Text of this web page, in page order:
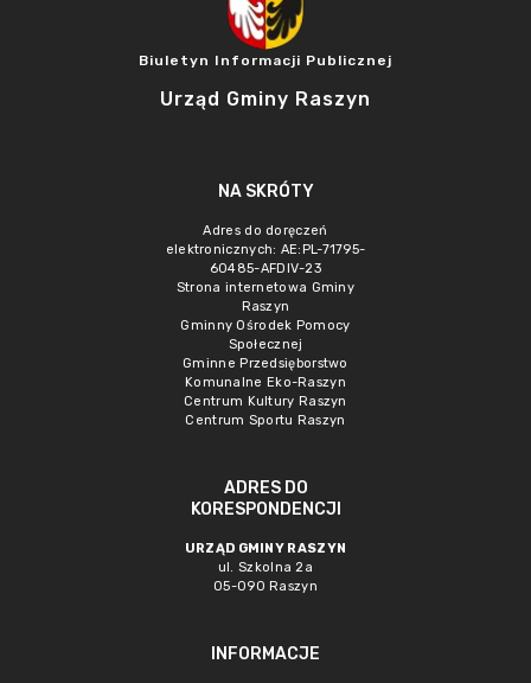
Biuletyn Informacji Publicznej
Urząd Gminy Raszyn
NA SKRÓTY
Adres do doręczeń
elektronicznych: AE:PL-71795-
60485-AFDIV-23
Strona internetowa Gminy
Raszyn
Gminny Ośrodek Pomocy
Społecznej
Gminne Przedsięborstwo
Komunalne Eko-Raszyn
Centrum Kultury Raszyn
Centrum Sportu Raszyn
ADRES DO
KORESPONDENCJI
URZĄD GMINY RASZYN
ul. Szkolna 2a
05-090 Raszyn
INFORMACJE